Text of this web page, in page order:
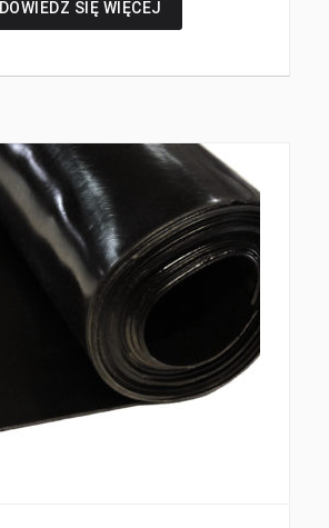
DOWIEDZ SIĘ WIĘCEJ